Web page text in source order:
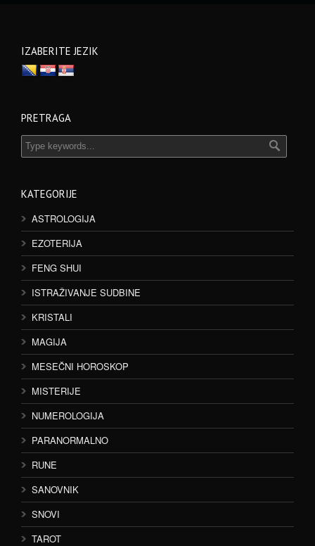
IZABERITE JEZIK
PRETRAGA
KATEGORIJE
ASTROLOGIJA
EZOTERIJA
FENG SHUI
ISTRAŽIVANJE SUDBINE
KRISTALI
MAGIJA
MESEČNI HOROSKOP
MISTERIJE
NUMEROLOGIJA
PARANORMALNO
RUNE
SANOVNIK
SNOVI
TAROT